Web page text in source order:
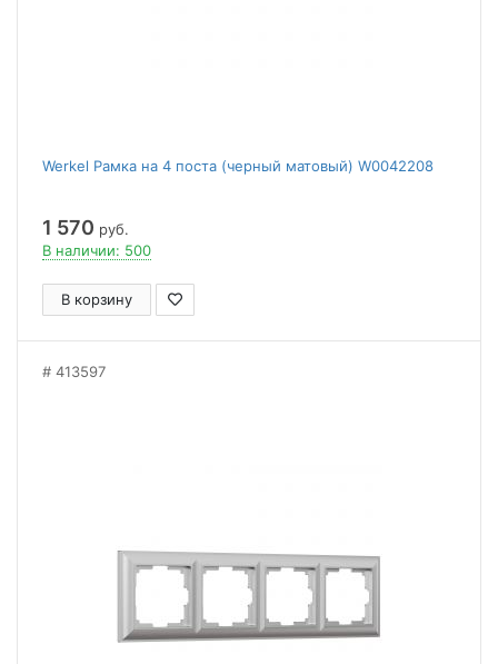
Werkel Рамка на 4 поста (черный матовый) W0042208
1 570 руб.
В наличии: 500
В корзину
413597